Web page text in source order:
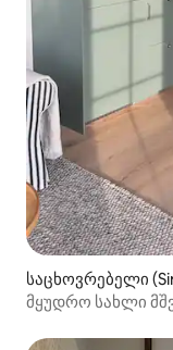
საცხოვრებელი
მყუდრო სახლი